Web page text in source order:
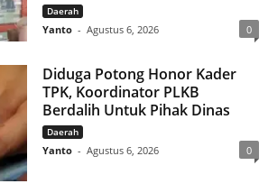
Daerah
Yanto - Agustus 6, 2026 0
Diduga Potong Honor Kader
TPK, Koordinator PLKB
Berdalih Untuk Pihak Dinas
Daerah
Yanto - Agustus 6, 2026 0